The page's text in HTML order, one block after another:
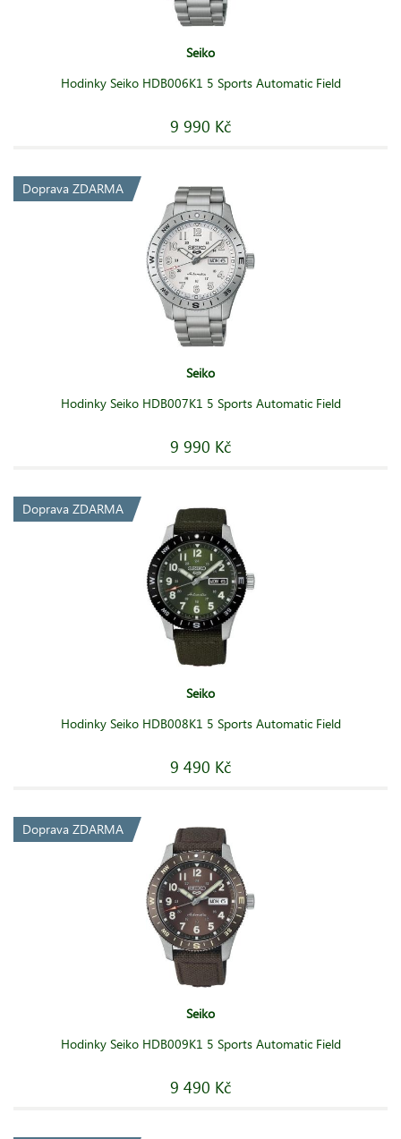
Seiko
Hodinky Seiko HDB006K1 5 Sports Automatic Field
9 990 Kč
Doprava ZDARMA
Seiko
Hodinky Seiko HDB007K1 5 Sports Automatic Field
9 990 Kč
Doprava ZDARMA
Seiko
Hodinky Seiko HDB008K1 5 Sports Automatic Field
9 490 Kč
Doprava ZDARMA
Seiko
Hodinky Seiko HDB009K1 5 Sports Automatic Field
9 490 Kč